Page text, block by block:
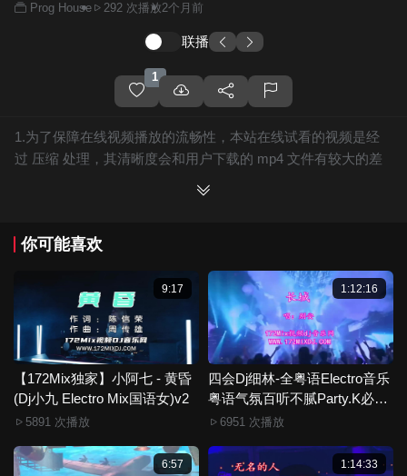
Prog House 292 次播放2个月前
联播
1
1.为了保障在线视频播放的流畅性，本站在线试看的视频是经
过 压缩 处理，其清晰度会和用户下载的 mp4 文件有较大的差
保证高清晰。
3.如果你喜欢 《【172Mix独家】白小白 - 人生路漫漫(Dj小雨
ProgHouse Mix国语男)》，赶快介绍给你的朋友，一起来分
享！
4.如果您发现 《【172Mix独家】白小白 - 人生路漫漫(Dj小雨
ProgHouse Mix国语男)》视频存在分类错误，清晰度不够或无
法播放的问题，请点击这里进行 我要纠错， 谢谢！
5.172Mix舞曲视频网禁止发布违规违法的信息，若您发现有相
关违规违法内容，请点击这里进行 举报投诉 ，一旦核实，平台
6.本站音视频文件部分由用户上传发布，其版权归原作者所
你可能喜欢
9:17
【172Mix独家】小阿七 - 黄昏
(Dj小九 Electro Mix国语女)v2
5891 次播放
1:12:16
四会Dj细林-全粤语Electro音乐
粤语气氛百听不腻Party.K必备
专辑172Mix串烧
6951 次播放
6:57 1:14:33